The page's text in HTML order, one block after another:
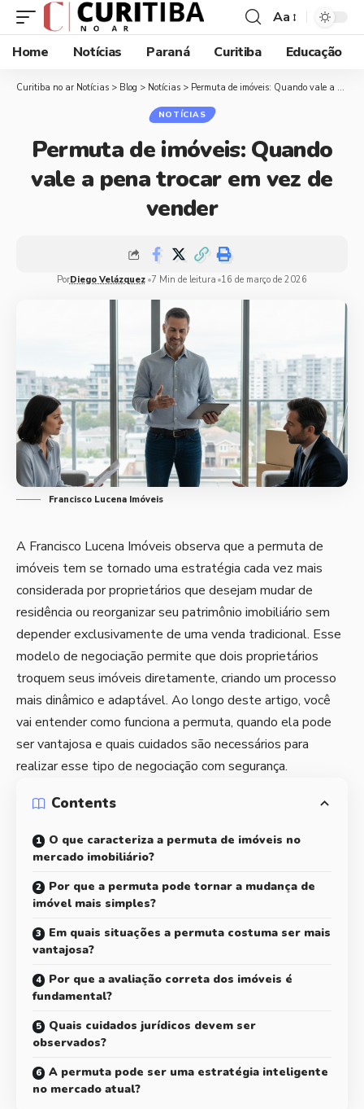
Aa
Home
Notícias Paraná Curitiba Educação
Curitiba no ar Notícias > Blog > Notícias > Permuta de imóveis: Quando vale a pena trocar em vez de vender
NOTÍCIAS
Permuta de imóveis: Quando
vale a pena trocar em vez de
vender
PorDiego Velázquez 7 Min de leitura 16 de março de 2026
Francisco Lucena Imóveis
A Francisco Lucena Imóveis observa que a permuta de
imóveis tem se tornado uma estratégia cada vez mais
considerada por proprietários que desejam mudar de
residência ou reorganizar seu patrimônio imobiliário sem
depender exclusivamente de uma venda tradicional. Esse
modelo de negociação permite que dois proprietários
troquem seus imóveis diretamente, criando um processo
mais dinâmico e adaptável. Ao longo deste artigo, você
vai entender como funciona a permuta, quando ela pode
ser vantajosa e quais cuidados são necessários para
realizar esse tipo de negociação com segurança.
Contents
O que caracteriza a permuta de imóveis no
mercado imobiliário?
Por que a permuta pode tornar a mudança de
imóvel mais simples?
Em quais situações a permuta costuma ser mais
vantajosa?
Por que a avaliação correta dos imóveis é
fundamental?
Quais cuidados jurídicos devem ser
observados?
A permuta pode ser uma estratégia inteligente
no mercado atual?